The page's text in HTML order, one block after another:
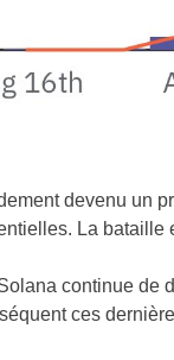
devenu un
La bataille
continue de
ces